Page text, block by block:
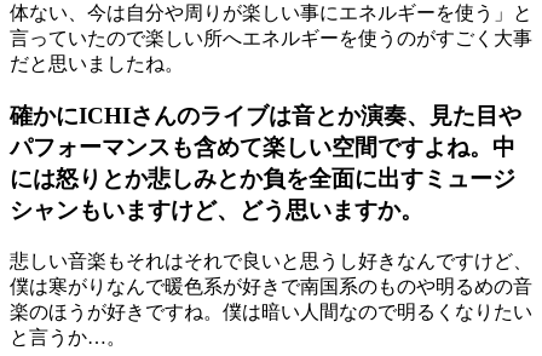
体ない、今は自分や周りが楽しい事にエネルギーを使う」と
言っていたので楽しい所へエネルギーを使うのがすごく大事
だと思いましたね。
確かにICHIさんのライブは音とか演奏、見た目や
パフォーマンスも含めて楽しい空間ですよね。中
には怒りとか悲しみとか負を全面に出すミュージ
シャンもいますけど、どう思いますか。
悲しい音楽もそれはそれで良いと思うし好きなんですけど、
僕は寒がりなんで暖色系が好きで南国系のものや明るめの音
楽のほうが好きですね。僕は暗い人間なので明るくなりたい
と言うか…。